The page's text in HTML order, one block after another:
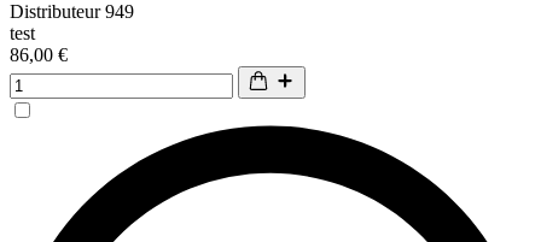
Distributeur 949
test
86,00 €